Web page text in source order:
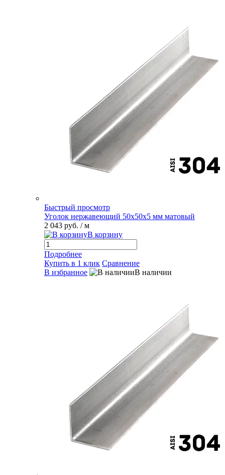
Быстрый просмотр
Уголок нержавеющий 50х50х5 мм матовый
2 043 руб. / м
В корзину
Подробнее
Купить в 1 клик Сравнение
В избранное
В наличии